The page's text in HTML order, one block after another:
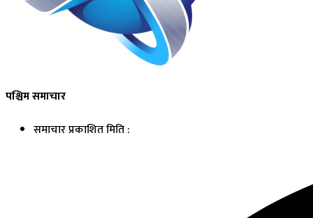
पश्चिम समाचार
समाचार प्रकाशित मिति :